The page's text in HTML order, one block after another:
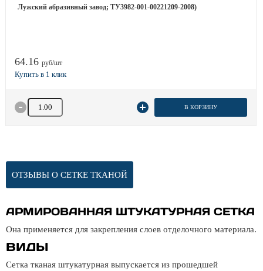
Лужский абразивный завод; ТУ3982-001-00221209-2008)
64.16 руб/шт
Количество товара В КОРЗИНУ
ОТЗЫВЫ О СЕТКЕ ТКАНОЙ
АРМИРОВАННАЯ ШТУКАТУРНАЯ СЕТКА
Она применяется для закрепления слоев отделочного материала.
ВИДЫ
Сетка тканая штукатурная выпускается из прошедшей